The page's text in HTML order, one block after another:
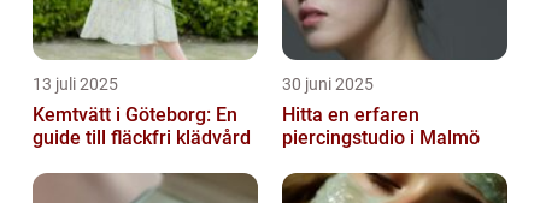
13 juli 2025
Kemtvätt i Göteborg: En
guide till fläckfri klädvård
30 juni 2025
Hitta en erfaren
piercingstudio i Malmö